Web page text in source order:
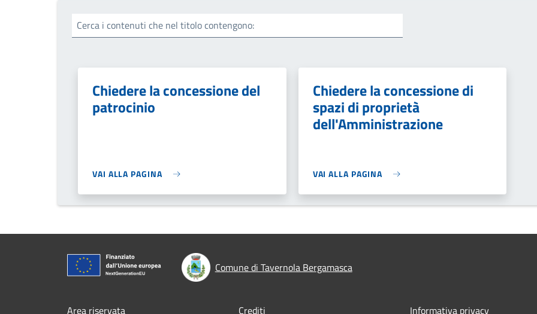
Cerca i contenuti che nel titolo contengono:
Chiedere la concessione del
patrocinio
VAI ALLA PAGINA
Chiedere la concessione di
spazi di proprietà
dell'Amministrazione
VAI ALLA PAGINA
Comune di Tavernola Bergamasca
Area riservata Crediti Informativa privacy